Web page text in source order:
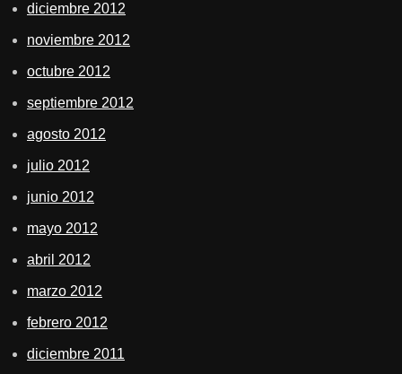
diciembre 2012
noviembre 2012
octubre 2012
septiembre 2012
agosto 2012
julio 2012
junio 2012
mayo 2012
abril 2012
marzo 2012
febrero 2012
diciembre 2011